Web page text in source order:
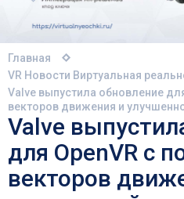
Главная
VR Новости Виртуальная
Valve выпустила обновление
векторов движения и
Valve
для OpenVR с
векторов